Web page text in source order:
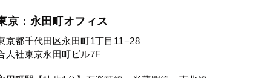
京：永田町オフィス
京都千代田区永田町1丁目11−28
人社東京永田町ビル7F